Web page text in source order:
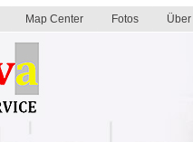
Map Center Fotos